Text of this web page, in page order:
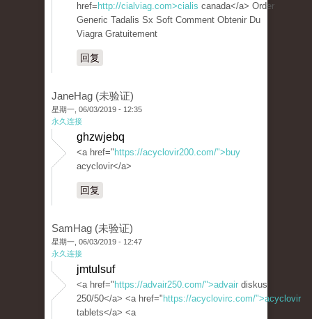
href= http://cialviag.com>cialis canada</a> Order
Generic Tadalis Sx Soft Comment Obtenir Du
Viagra Gratuitement
回复
JaneHag (未验证)
星期一, 06/03/2019 - 12:35
永久连接
ghzwjebq
<a href=" https://acyclovir200.com/">buy
acyclovir</a>
回复
SamHag (未验证)
星期一, 06/03/2019 - 12:47
永久连接
jmtulsuf
<a href=" https://advair250.com/">advair diskus
250/50</a> <a href=" https://acyclovirc.com/">acyclovir
tablets</a> <a